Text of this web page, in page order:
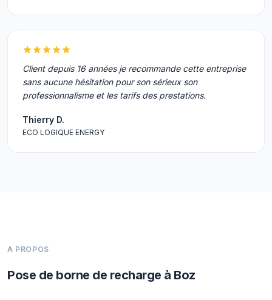
Client depuis 16 années je recommande cette entreprise
sans aucune hésitation pour son sérieux son
professionnalisme et les tarifs des prestations.
Thierry D.
ECO LOGIQUE ENERGY
A PROPOS
Pose de borne de recharge à Boz